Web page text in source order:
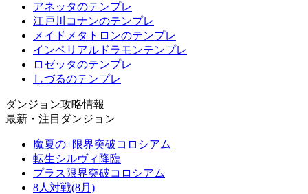
アネッタのテンプレ
江戸川コナンのテンプレ
メイドメタトロンのテンプレ
インペリアルドラモンテンプレ
ロゼッタのテンプレ
しづるのテンプレ
ダンジョン攻略情報
最新・注目ダンジョン
魔夏の+限界突破コロシアム
転生シルヴィ降臨
プラス限界突破コロシアム
8人対戦(8月)